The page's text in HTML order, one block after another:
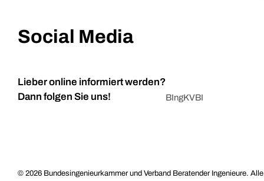
Social Media
Lieber online informiert werden?
Dann folgen Sie uns!
BIngKVBI
© 2026 Bundesingenieurkammer und Verband Beratender Ingenieure.